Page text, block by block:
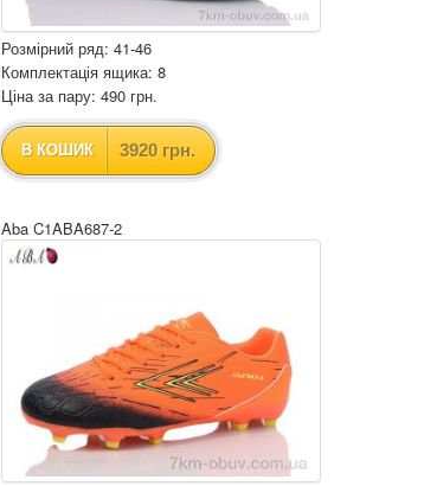
Розмірний ряд: 41-46
Комплектація ящика: 8
Ціна за пару: 490 грн.
В КОШИК 3920 грн.
Aba C1ABA687-2